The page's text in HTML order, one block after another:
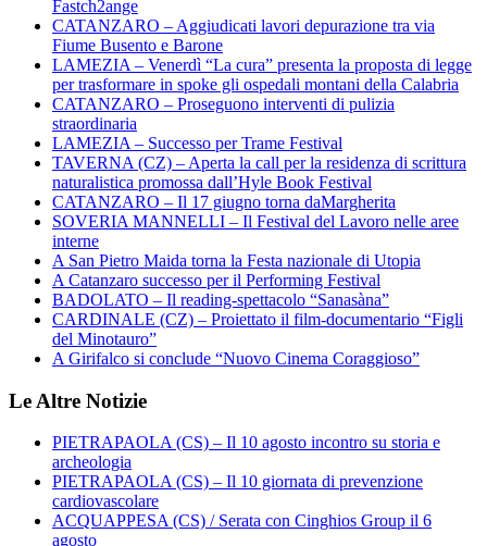
Fastch2ange
CATANZARO – Aggiudicati lavori depurazione tra via
Fiume Busento e Barone
LAMEZIA – Venerdì “La cura” presenta la proposta di legge
per trasformare in spoke gli ospedali montani della Calabria
CATANZARO – Proseguono interventi di pulizia
straordinaria
LAMEZIA – Successo per Trame Festival
TAVERNA (CZ) – Aperta la call per la residenza di scrittura
naturalistica promossa dall’Hyle Book Festival
CATANZARO – Il 17 giugno torna daMargherita
SOVERIA MANNELLI – Il Festival del Lavoro nelle aree
interne
A San Pietro Maida torna la Festa nazionale di Utopia
A Catanzaro successo per il Performing Festival
BADOLATO – Il reading-spettacolo “Sanasàna”
CARDINALE (CZ) – Proiettato il film-documentario “Figli
del Minotauro”
A Girifalco si conclude “Nuovo Cinema Coraggioso”
Le Altre Notizie
PIETRAPAOLA (CS) – Il 10 agosto incontro su storia e
archeologia
PIETRAPAOLA (CS) – Il 10 giornata di prevenzione
cardiovascolare
ACQUAPPESA (CS) / Serata con Cinghios Group il 6
agosto